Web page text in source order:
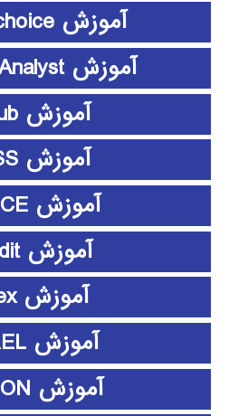
آموزش expert choice
آموزش Frontier Analyst
آموزش github
آموزش HFSS
آموزش HSPICE
آموزش L-Edit
آموزش Latex
آموزش LISREL
آموزش LUMION